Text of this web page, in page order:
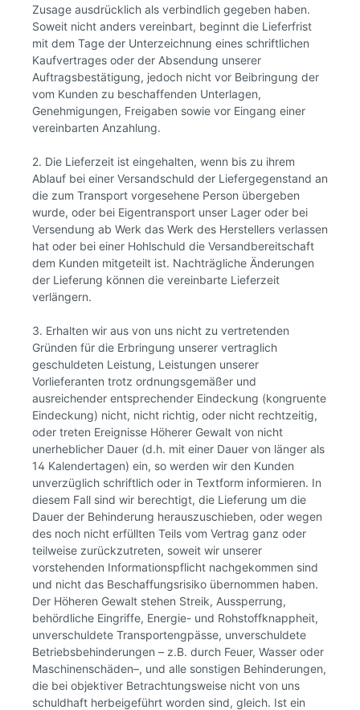
Zusage ausdrücklich als verbindlich gegeben haben.
Soweit nicht anders vereinbart, beginnt die Lieferfrist
mit dem Tage der Unterzeichnung eines schriftlichen
Kaufvertrages oder der Absendung unserer
Auftragsbestätigung, jedoch nicht vor Beibringung der
vom Kunden zu beschaffenden Unterlagen,
Genehmigungen, Freigaben sowie vor Eingang einer
vereinbarten Anzahlung.
2. Die Lieferzeit ist eingehalten, wenn bis zu ihrem
Ablauf bei einer Versandschuld der Liefergegenstand an
die zum Transport vorgesehene Person übergeben
wurde, oder bei Eigentransport unser Lager oder bei
Versendung ab Werk das Werk des Herstellers verlassen
hat oder bei einer Hohlschuld die Versandbereitschaft
dem Kunden mitgeteilt ist. Nachträgliche Änderungen
der Lieferung können die vereinbarte Lieferzeit
verlängern.
3. Erhalten wir aus von uns nicht zu vertretenden
Gründen für die Erbringung unserer vertraglich
geschuldeten Leistung, Leistungen unserer
Vorlieferanten trotz ordnungsgemäßer und
ausreichender entsprechender Eindeckung (kongruente
Eindeckung) nicht, nicht richtig, oder nicht rechtzeitig,
oder treten Ereignisse Höherer Gewalt von nicht
unerheblicher Dauer (d.h. mit einer Dauer von länger als
14 Kalendertagen) ein, so werden wir den Kunden
unverzüglich schriftlich oder in Textform informieren. In
diesem Fall sind wir berechtigt, die Lieferung um die
Dauer der Behinderung herauszuschieben, oder wegen
des noch nicht erfüllten Teils vom Vertrag ganz oder
teilweise zurückzutreten, soweit wir unserer
vorstehenden Informationspflicht nachgekommen sind
und nicht das Beschaffungsrisiko übernommen haben.
Der Höheren Gewalt stehen Streik, Aussperrung,
behördliche Eingriffe, Energie- und Rohstoffknappheit,
unverschuldete Transportengpässe, unverschuldete
Betriebsbehinderungen – z.B. durch Feuer, Wasser oder
Maschinenschäden–, und alle sonstigen Behinderungen,
die bei objektiver Betrachtungsweise nicht von uns
schuldhaft herbeigeführt worden sind, gleich. Ist ein